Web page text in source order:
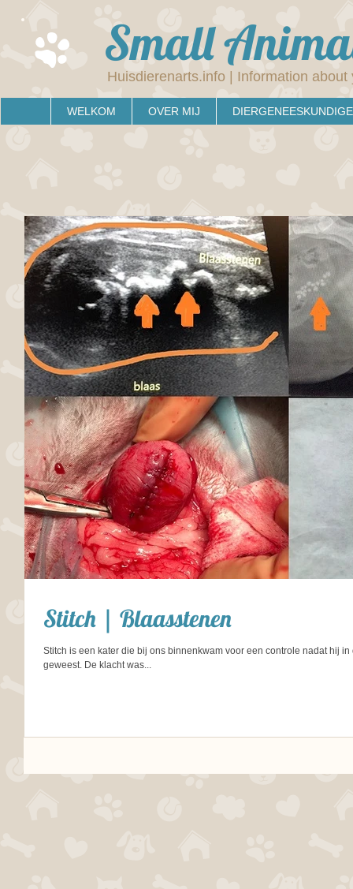
Small
Huisdierenarts.info | Information about
WELKOM OVER MIJ
Stitch | Blaasstenen
Stitch is een kater die bij ons binnenkwam voor een controle nadat hij
geweest. De klacht was...